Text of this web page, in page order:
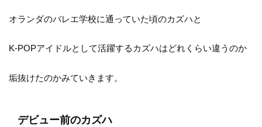
オランダのバレエ学校に通っていた頃のカズハと
K-POPアイドルとして活躍するカズハはどれくらい違うのか
垢抜けたのかみていきます。
デビュー前のカズハ